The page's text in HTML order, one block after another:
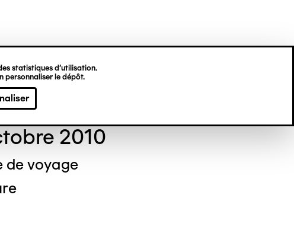
statistiques d’utilisation.
personnaliser le dépôt.
NEDJAR
2010
de voyage